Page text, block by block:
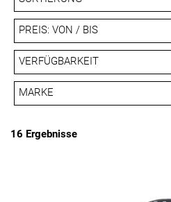
PREIS: VON / BIS
PREISFILTER
VERFÜGBARKEIT
MARKE
MATRIX
16 Ergebnisse